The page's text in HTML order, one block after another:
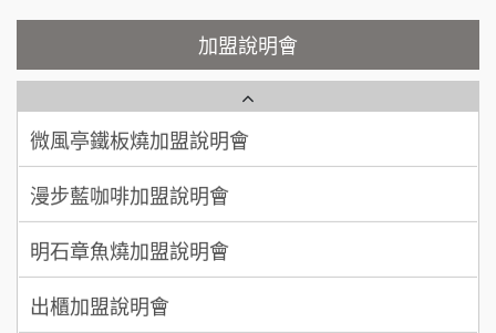
呂 先生/小姐 新竹市
顏 先生/小姐 台北市
加盟預算
廖 先生/小姐
加盟預算
微風亭鐵板燒加盟說明會
【曉妍美妝】誠徵行政櫃檯
自助洗衣店誠徵代洗收送人員(台中市)
MUSHEN徵SPA美容芳療師
日十。早午食加盟說明會
加盟說明會
鬍子茶加盟說明會
鮮茶道加盟說明會
微風亭鐵板燒加盟說明會
漫步藍咖啡加盟說明會
明石章魚燒加盟說明會
出櫃加盟說明會